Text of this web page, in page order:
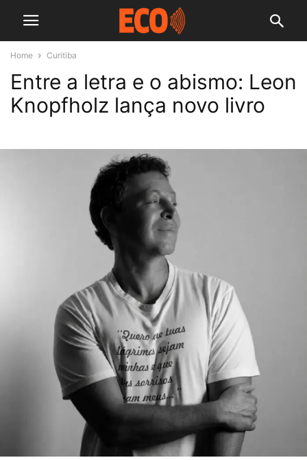
Home Curitiba
Entre a letra e o abismo: Leon
Knopfholz lança novo livro